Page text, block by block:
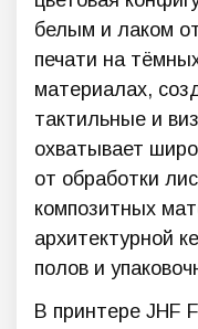
белым и лаком
печати на
материалах,
тактильные и
охватывает
от обработки
композитных
архитектурной
полов и
В принтере JHF